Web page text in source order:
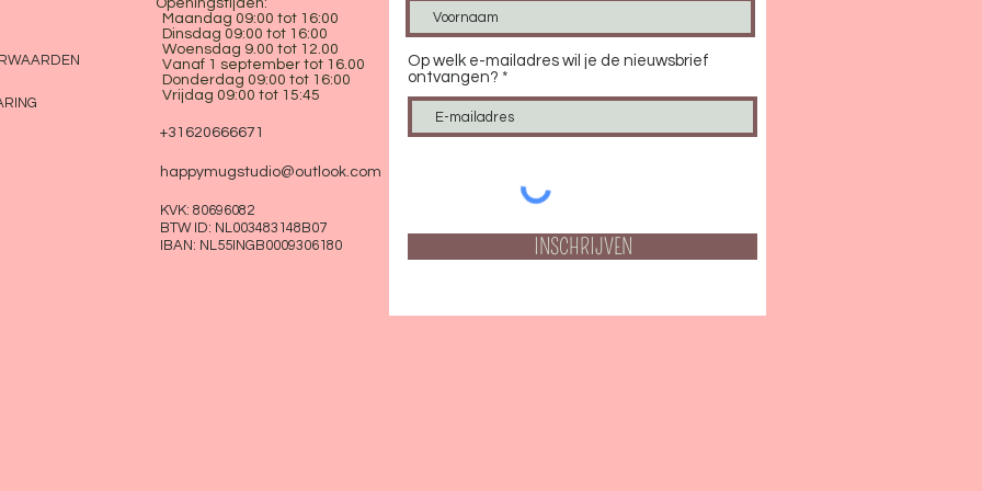
Openingstijden:
Maandag 09:00 tot 16:00
Dinsdag 09:00 tot 16:00
Woensdag 9.00 tot 12.00
Vanaf 1 september tot 16.00
Donderdag 09:00 tot 16:00​
Vrijdag 09:00 tot 15:45
+31620666671
happymugstudio@outlook.com
KVK: 80696082
BTW ID: NL003483148B07
IBAN: NL55INGB0009306180
Op welk e-mailadres wil je de nieuwsbrief
ontvangen?
INSCHRIJVEN